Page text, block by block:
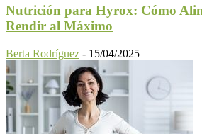
Nutrición para Hyrox: Cómo
Rendir al Máximo
Berta Rodríguez - 15/04/2025